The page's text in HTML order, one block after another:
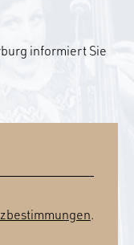
informiert Sie
.